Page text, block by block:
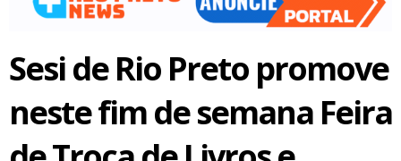
Sesi de Rio Preto promove
neste fim de semana Feira